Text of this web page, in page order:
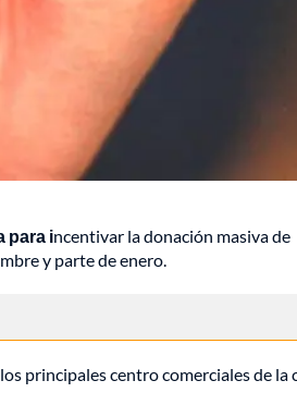
para incentivar la donación masiva de
y parte de enero.
principales centro comerciales de la